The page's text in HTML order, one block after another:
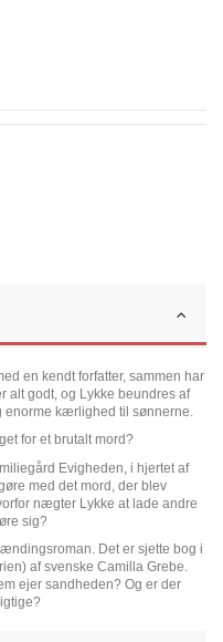
en kendt forfatter, sammen har
alt godt, og Lykke beundres af
enorme kærlighed til sønnerne.
for et brutalt mord?
Evigheden, i hjertet af
med det mord, der blev
nægter Lykke at lade andre
sig?
Det er sjette bog i
af svenske Camilla Grebe.
ejer sandheden? Og er der